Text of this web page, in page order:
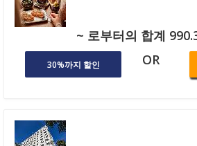
~ 로부터의 합계
30%까지 할인 OR